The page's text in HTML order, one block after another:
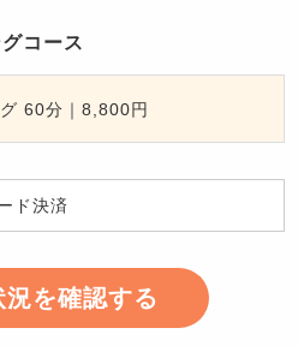
コース
60分｜8,800円
ド決済
況を確認する